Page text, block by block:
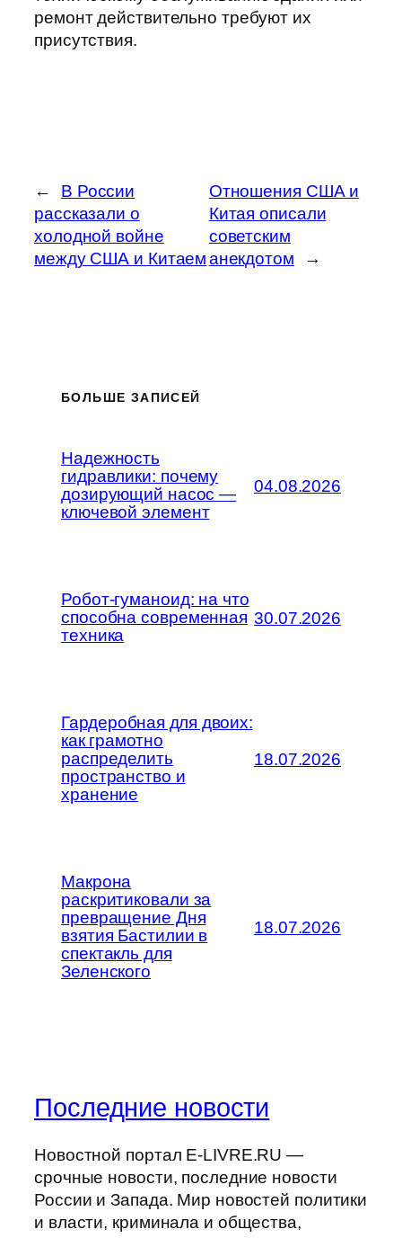
ремонт действительно требуют их
присутствия.
←
В России
рассказали о
холодной войне
между США и Китаем
Отношения США и
Китая описали
советским
анекдотом
→
БОЛЬШЕ ЗАПИСЕЙ
Надежность
гидравлики: почему
дозирующий насос —
ключевой элемент
04.08.2026
Робот-гуманоид: на что
способна современная
техника
30.07.2026
Гардеробная для двоих:
как грамотно
распределить
пространство и
хранение
18.07.2026
Макрона
раскритиковали за
превращение Дня
взятия Бастилии в
спектакль для
Зеленского
18.07.2026
Последние новости
Новостной портал E-LIVRE.RU —
срочные новости, последние новости
России и Запада. Мир новостей политики
и власти, криминала и общества,